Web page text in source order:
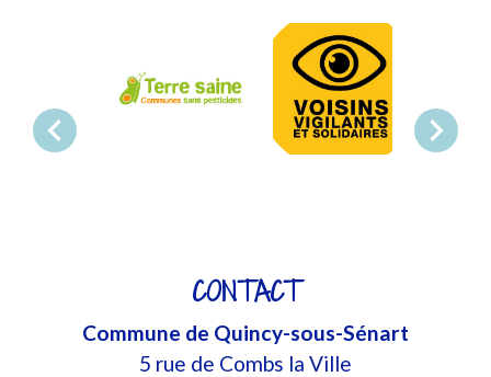
chevron_left chevron_right
CONTACT
Commune de Quincy-sous-Sénart
5 rue de Combs la Ville